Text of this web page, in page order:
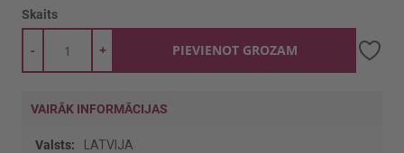
Skaits
+
- PIEVIENOT GROZAM
VAIRĀK INFORMĀCIJAS
Vairāk
LATVIJA